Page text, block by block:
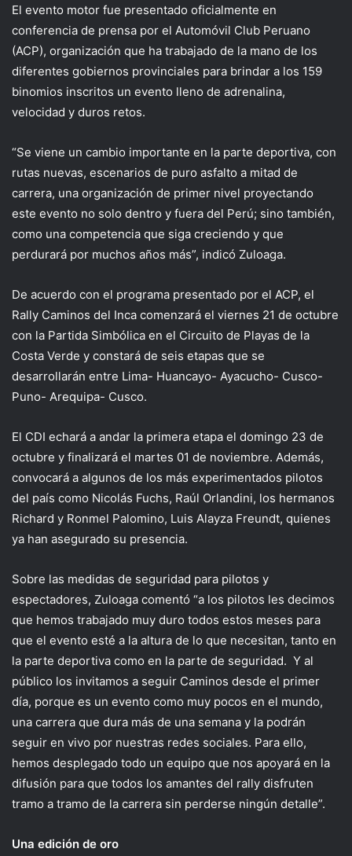
El evento motor fue presentado oficialmente en
conferencia de prensa por el Automóvil Club Peruano
(ACP), organización que ha trabajado de la mano de los
diferentes gobiernos provinciales para brindar a los 159
binomios inscritos un evento lleno de adrenalina,
velocidad y duros retos.
“Se viene un cambio importante en la parte deportiva, con
rutas nuevas, escenarios de puro asfalto a mitad de
carrera, una organización de primer nivel proyectando
este evento no solo dentro y fuera del Perú; sino también,
como una competencia que siga creciendo y que
perdurará por muchos años más”, indicó Zuloaga.
De acuerdo con el programa presentado por el ACP, el
Rally Caminos del Inca comenzará el viernes 21 de octubre
con la Partida Simbólica en el Circuito de Playas de la
Costa Verde y constará de seis etapas que se
desarrollarán entre Lima- Huancayo- Ayacucho- Cusco-
Puno- Arequipa- Cusco.
El CDI echará a andar la primera etapa el domingo 23 de
octubre y finalizará el martes 01 de noviembre. Además,
convocará a algunos de los más experimentados pilotos
del país como Nicolás Fuchs, Raúl Orlandini, los hermanos
Richard y Ronmel Palomino, Luis Alayza Freundt, quienes
ya han asegurado su presencia.
Sobre las medidas de seguridad para pilotos y
espectadores, Zuloaga comentó “a los pilotos les decimos
que hemos trabajado muy duro todos estos meses para
que el evento esté a la altura de lo que necesitan, tanto en
la parte deportiva como en la parte de seguridad. Y al
público los invitamos a seguir Caminos desde el primer
día, porque es un evento como muy pocos en el mundo,
una carrera que dura más de una semana y la podrán
seguir en vivo por nuestras redes sociales. Para ello,
hemos desplegado todo un equipo que nos apoyará en la
difusión para que todos los amantes del rally disfruten
tramo a tramo de la carrera sin perderse ningún detalle”.
Una edición de oro